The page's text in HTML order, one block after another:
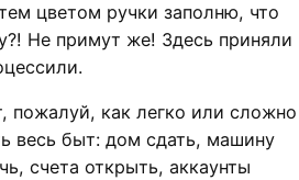
цветом ручки заполню, что
Не примут же! Здесь приняли
пожалуй, как легко или сложно
весь быт: дом сдать, машину
счета открыть, аккаунты